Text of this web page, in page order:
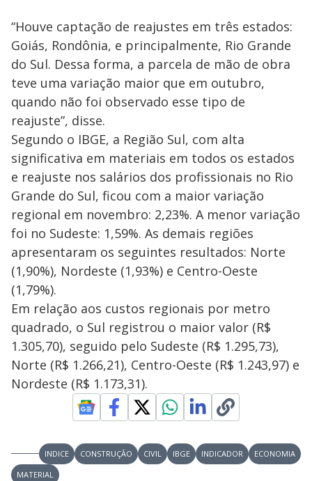
“Houve captação de reajustes em três estados:
Goiás, Rondônia, e principalmente, Rio Grande
do Sul. Dessa forma, a parcela de mão de obra
teve uma variação maior que em outubro,
quando não foi observado esse tipo de
reajuste”, disse.
Segundo o IBGE, a Região Sul, com alta
significativa em materiais em todos os estados
e reajuste nos salários dos profissionais no Rio
Grande do Sul, ficou com a maior variação
regional em novembro: 2,23%. A menor variação
foi no Sudeste: 1,59%. As demais regiões
apresentaram os seguintes resultados: Norte
(1,90%), Nordeste (1,93%) e Centro-Oeste
(1,79%).
Em relação aos custos regionais por metro
quadrado, o Sul registrou o maior valor (R$
1.305,70), seguido pelo Sudeste (R$ 1.295,73),
Norte (R$ 1.266,21), Centro-Oeste (R$ 1.243,97) e
Nordeste (R$ 1.173,31).
INDICE CONSTRUÇÃO CIVIL IBGE INDICADOR
ECONOMIA
MATERIAL